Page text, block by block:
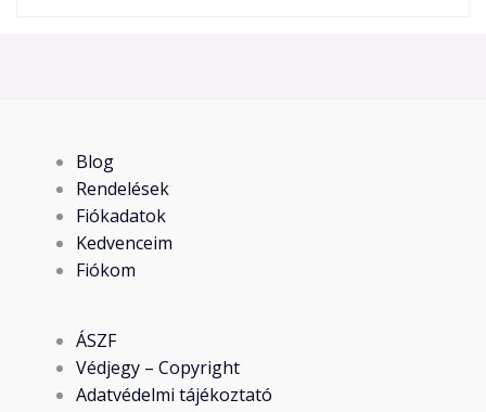
Blog
Rendelések
Fiókadatok
Kedvenceim
Fiókom
ÁSZF
Védjegy – Copyright
Adatvédelmi tájékoztató